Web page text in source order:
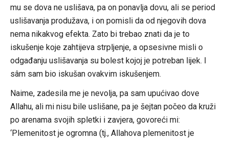
mu se dova ne uslišava, pa on ponavlja dovu, ali se period
uslišavanja produžava, i on pomisli da od njegovih dova
nema nikakvog efekta. Zato bi trebao znati da je to
iskušenje koje zahtijeva strpljenje, a opsesivne misli o
odgađanju uslišavanja su bolest kojoj je potreban lijek. I
sâm sam bio iskušan ovakvim iskušenjem.
Naime, zadesila me je nevolja, pa sam upućivao dove
Allahu, ali mi nisu bile uslišane, pa je šejtan počeo da kruži
po arenama svojih spletki i zavjera, govoreći mi:
‘Plemenitost je ogromna (tj., Allahova plemenitost je